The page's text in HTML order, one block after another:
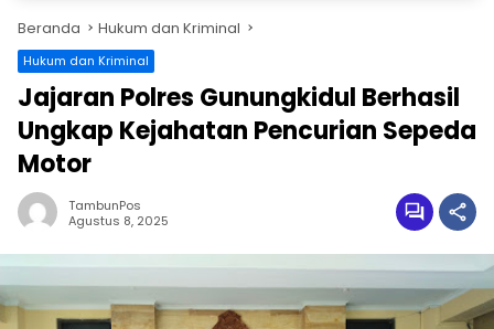
Beranda Hukum dan Kriminal
Hukum dan Kriminal
Jajaran Polres Gunungkidul Berhasil
Ungkap Kejahatan Pencurian Sepeda
Motor
TambunPos
Agustus 8, 2025